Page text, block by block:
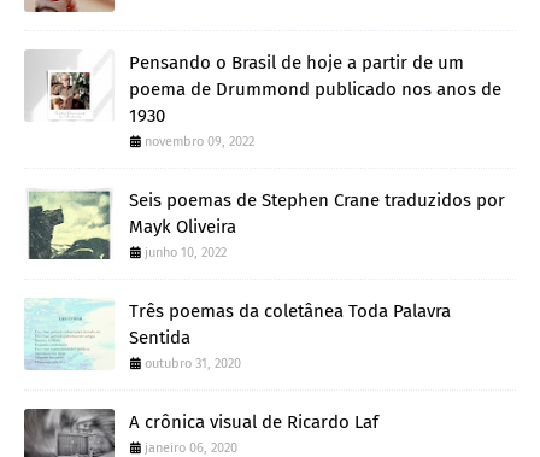
Pensando o Brasil de hoje a partir de um
poema de Drummond publicado nos anos de
1930
novembro 09, 2022
Seis poemas de Stephen Crane traduzidos por
Mayk Oliveira
junho 10, 2022
Três poemas da coletânea Toda Palavra
Sentida
outubro 31, 2020
A crônica visual de Ricardo Laf
janeiro 06, 2020